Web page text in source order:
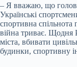
– Я вважаю, що
Українські
спортивна спільнота
війна триває. Щодня
міста, вбивати
будинки, спортивну